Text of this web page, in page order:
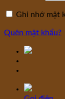
Ghi nhớ mật
Quên mật khẩu?